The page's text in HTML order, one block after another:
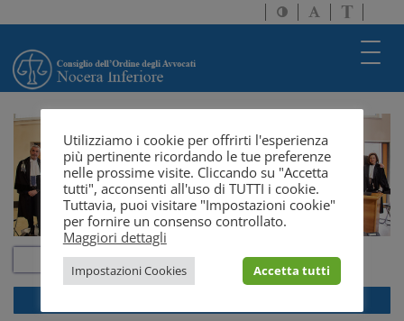
Attiva/disattiva
alto
Attiva/
dimensione
a
solo
Utilizziamo i cookie per offrirti l'esperienza
più pertinente ricordando le tue preferenze
nelle prossime visite. Cliccando su "Accetta
tutti", acconsenti all'uso di TUTTI i cookie.
Tuttavia, puoi visitare "Impostazioni cookie"
per fornire un consenso controllato.
Maggiori dettagli
Impostazioni Cookies Accetta tutti